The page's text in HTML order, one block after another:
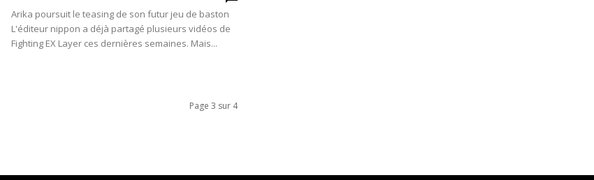
Arika poursuit le teasing de son futur jeu de baston
L'éditeur nippon a déjà partagé plusieurs vidéos de
Fighting EX Layer ces dernières semaines. Mais...
Page 3 sur 4